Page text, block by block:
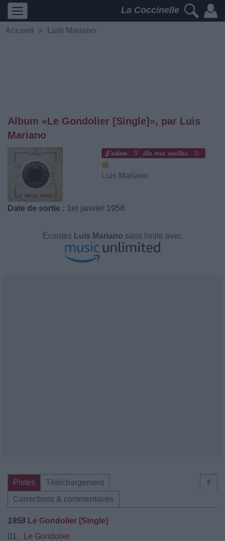
La Coccinelle
Accueil > Luis Mariano
Album «Le Gondolier [Single]», par Luis
Mariano
0 0
Luis Mariano
Date de sortie : 1er janvier 1958
Écoutez Luis Mariano sans limite avec
⇑
Pistes
Téléchargement
Corrections & commentaires
1958 Le Gondolier [Single]
01.
Le Gondolier